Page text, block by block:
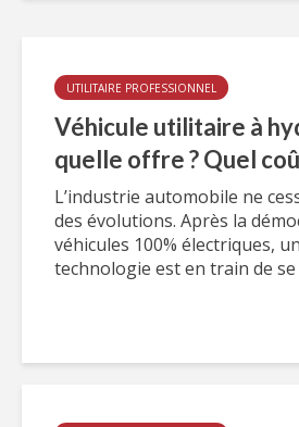
UTILITAIRE PROFESSIONNEL
Véhicule utilitaire à
quelle offre ? Quel
L’industrie automobile ne
des évolutions. Après la
véhicules 100% électriques,
technologie est en train de se